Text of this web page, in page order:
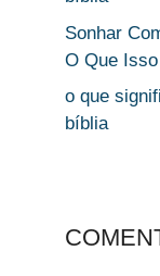
Sonhar
O Que
o que
bíblia